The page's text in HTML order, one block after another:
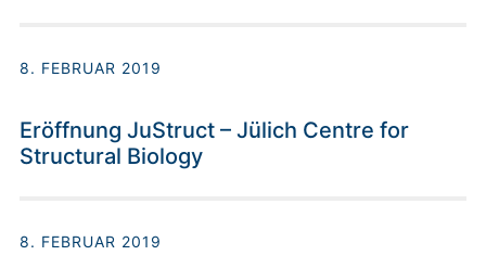
8. FEBRUAR 2019
Eröffnung JuStruct – Jülich Centre for
Structural Biology
8. FEBRUAR 2019